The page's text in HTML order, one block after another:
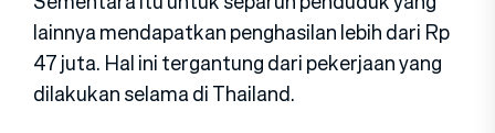
lainnya mendapatkan penghasilan lebih dari Rp
47 juta. Hal ini tergantung dari pekerjaan yang
dilakukan selama di Thailand.